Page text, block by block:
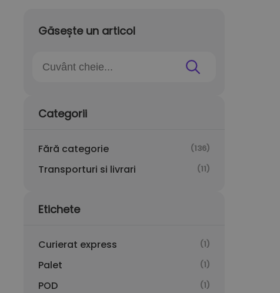
Găsește un articol
Categorii
Fără categorie (136)
Transporturi si livrari (11)
Etichete
Curierat express (1)
Palet (1)
POD (1)